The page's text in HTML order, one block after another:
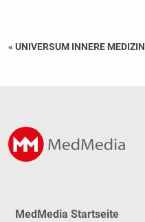
« UNIVERSUM INNERE MEDIZIN
MedMedia Startseite